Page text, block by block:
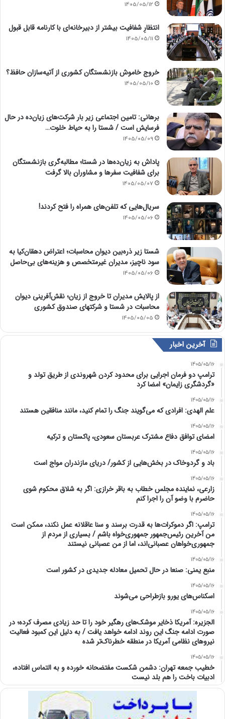
1405/05/12
انتظارِ شفافیت بیشتر از دبیرخانه‌ای با کارنامه قابل قبول
1405/05/11
خروج خاموش بازنشستگان کشوری از آتیه‌سازان حافظ؟
1405/05/10
برهانی: تامین اجتماعی زیر بار شرکت‌های زیان‌ده در حال
فرسایش است / شستا را به حیاط خلوت…
1405/05/09
پاداش به زیان‌ده‌ها در شستا؛ مطالبه‌گری بازنشستگان
برای شفافیت سفرها و مشاوران بالا گرفت
1405/05/07
سریال‌هایی که تلفن‌های همراه را فتح کردند!
1405/05/06
شستا زیر ذره‌بین دیوان محاسبات؛ اعتراض دهقان‌کیا به
سود ناچیز، مدیران غیرمتخصص و هزینه‌های بی‌حاصل
1405/05/06
از پالایش مدیران تا خروج از زیان؛ نقش‌آفرینی دیوان
محاسبات در شستا و شرکتهای صندوق کشوری
1405/05/05
آخرین اخبار
1405/05/16
ترامپ دو فرمان اجرایی برای محدود کردن شهروندی از طریق تولد و
«گردشگری زایمان» امضا کرد
1405/05/16
علم الهدی: افرادی که می‌گویند جنگ را تمام کنید، مانند منافقین هستند
1405/05/16
امضای توافق دفاع مشترک عربستان سعودی، پاکستان و ترکیه
1405/05/16
باد و گردوخاک در بخش‌هایی از کشور/ دریای مازندران مواج است
1405/05/16
زارعی، نماینده مجلس خطاب به باقر خرازی: اگر به شلاق محکوم شوی
حاضرم با وضو آن را اجرا کنم
1405/05/16
ترامپ: اگر دموکرات‌ها به قدرت برسند و سنا عاقلانه عمل نکند، ممکن است
من آخرین رئیس‌جمهور جمهوری‌خواه باشم / بسیاری از مردم از
جمهوری‌خواهان عصبانی‌اند، اما از من عصبانی نیستند
1405/05/16
منبع یمنی: صنعا در حال تحمیل معادله جدیدی در کشور است
1405/05/16
اسکناس‌های یورو بازطراحی می‌شوند
1405/05/16
الجزیره: آمریکا ذخایر موشک‌های رهگیر خود را تا حد زیادی مصرف کرده؛ در
صورت ادامه جنگ این روند ادامه خواهد یافت / به دلیل این کمبود فعالیت
نیرو‌های نظامی آمریکا در منطقه خطرناک‌تر شده
1405/05/16
خطیب جمعه تهران: دشمن شکست مفتضحانه خورده و به التماس افتاده،
ادبیات باخت را هم بلد نیست